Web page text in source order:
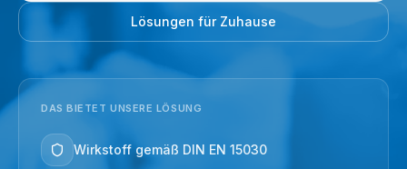
Lösungen für Zuhause
DAS BIETET UNSERE LÖSUNG
Wirkstoff gemäß DIN EN 15030